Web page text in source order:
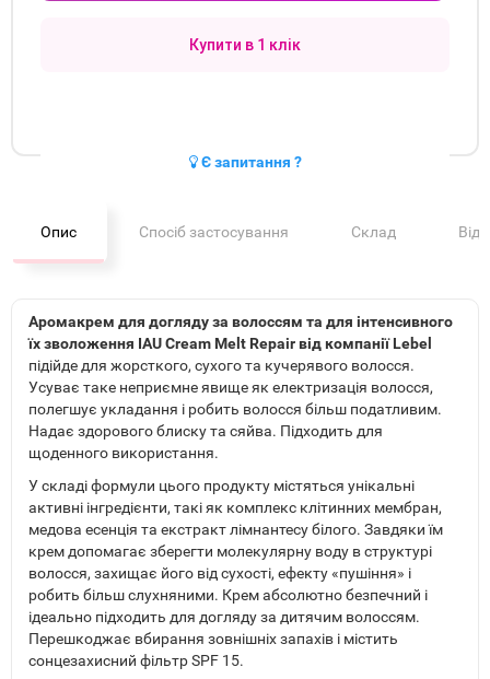
Купити в 1 клік
Є запитання ?
Опис Спосіб застосування Склад
Аромакрем для догляду за волоссям та для інтенсивного
їх зволоження IAU Cream Melt Repair від компанії Lebel
підійде для жорсткого, сухого та кучерявого волосся.
Усуває таке неприємне явище як електризація волосся,
полегшує укладання і робить волосся більш податливим.
Надає здорового блиску та сяйва. Підходить для
щоденного використання.
У складі формули цього продукту містяться унікальні
активні інгредієнти, такі як комплекс клітинних мембран,
медова есенція та екстракт лімнантесу білого. Завдяки їм
крем допомагає зберегти молекулярну воду в структурі
волосся, захищає його від сухості, ефекту «пушіння» і
робить більш слухняними. Крем абсолютно безпечний і
ідеально підходить для догляду за дитячим волоссям.
Перешкоджає вбирання зовнішніх запахів і містить
сонцезахисний фільтр SPF 15.